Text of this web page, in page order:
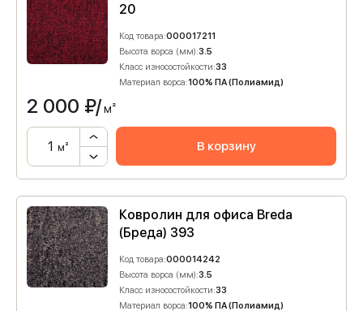
20
Код товара:000017211
Высота ворса (мм):3.5
Класс износостойкости:33
Материал ворса:100% ПА (Полиамид)
2 000 ₽/м²
м² В корзину
Ковролин для офиса Breda
(Бреда) 393
Код товара:000014242
Высота ворса (мм):3.5
Класс износостойкости:33
Материал ворса:100% ПА (Полиамид)